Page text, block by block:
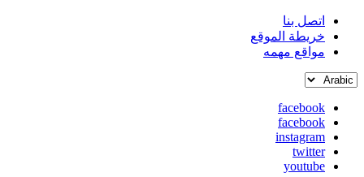
القائمة
العلوية
(header
top)
اتصل بنا
خريطة الموقع
مواقع مهمه
Select
language
social
media
facebook
facebook
instagram
twitter
youtube